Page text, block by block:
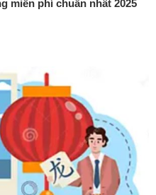
miễn phí chuẩn nhất 2025